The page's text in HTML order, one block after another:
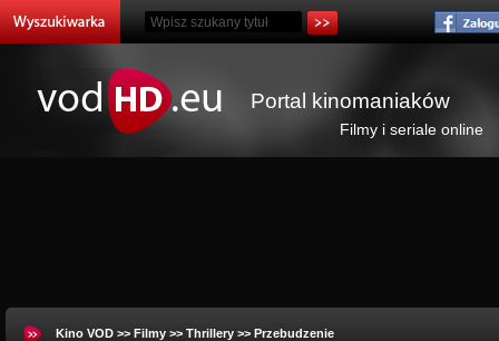
Portal kinomaniaków
Filmy i seriale online
Kino VOD >> Filmy >> Thrillery >> Przebudzenie